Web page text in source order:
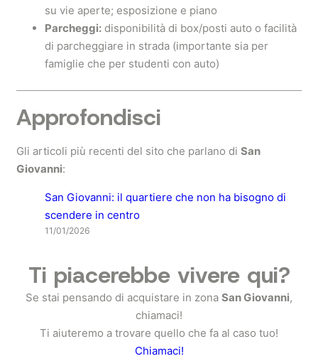
su vie aperte; esposizione e piano
Parcheggi: disponibilità di box/posti auto o facilità
di parcheggiare in strada (importante sia per
famiglie che per studenti con auto)
Approfondisci
Gli articoli più recenti del sito che parlano di San
Giovanni:
San Giovanni: il quartiere che non ha bisogno di
scendere in centro
11/01/2026
Ti piacerebbe vivere qui?
Se stai pensando di acquistare in zona San Giovanni,
chiamaci!
Ti aiuteremo a trovare quello che fa al caso tuo!
Chiamaci!